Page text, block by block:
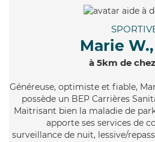
Marie W.,
à 5km de
Généreuse, optimiste et fiable,
possède un BEP Carrières
Maitrisant bien la maladie de
apporte ses services de
surveillance de nuit, lessive/